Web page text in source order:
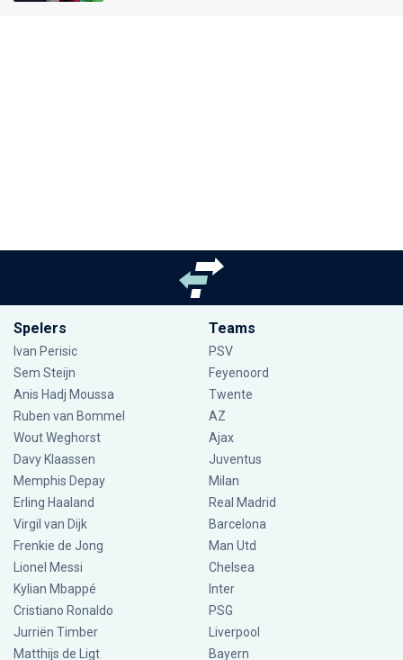
Spelers
Ivan Perisic
Sem Steijn
Anis Hadj Moussa
Ruben van Bommel
Wout Weghorst
Davy Klaassen
Memphis Depay
Erling Haaland
Virgil van Dijk
Frenkie de Jong
Lionel Messi
Kylian Mbappé
Cristiano Ronaldo
Jurriën Timber
Matthijs de Ligt
Teams
PSV
Feyenoord
Twente
AZ
Ajax
Juventus
Milan
Real Madrid
Barcelona
Man Utd
Chelsea
Inter
PSG
Liverpool
Bayern